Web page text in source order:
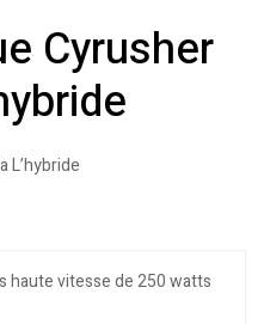
Cyrusher
L’hybride
haute vitesse de 250 watts